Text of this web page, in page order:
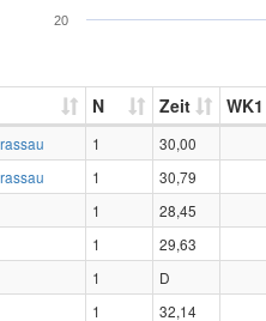
20
N Zeit WK1
1
30,00
1
30,79
1
28,45
1
29,63
1
D
1
32,14